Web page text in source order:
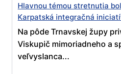
Hlavnou témou stretnutia
Karpatská integračná
Na pôde Trnavskej župy
Viskupič mimoriadneho a
veľvyslanca...